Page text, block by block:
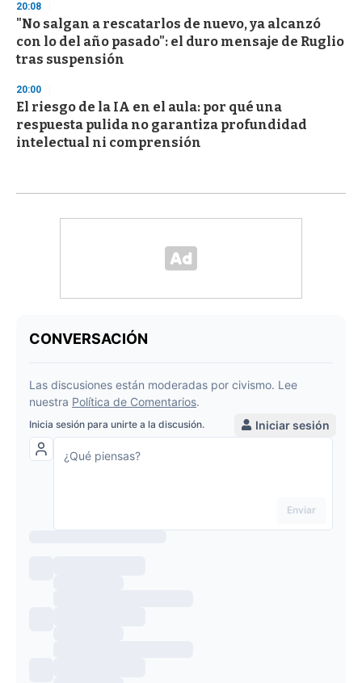
20:08
"No salgan a rescatarlos de nuevo, ya alcanzó
con lo del año pasado": el duro mensaje de Ruglio
tras suspensión
20:00
El riesgo de la IA en el aula: por qué una
respuesta pulida no garantiza profundidad
intelectual ni comprensión